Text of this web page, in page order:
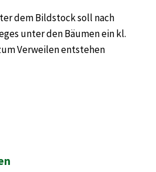
dem Bildstock soll nach
unter den Bäumen ein kl.
Verweilen entstehen